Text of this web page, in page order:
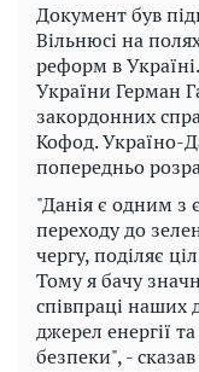
Документ був
Вільнюсі на
реформ в
України Герман
закордонних
Кофод. Україно-
попередньо
"Данія є одним з
переходу до
чергу, поділяє
Тому я бачу
співпраці наших
джерел енергії
безпеки", -